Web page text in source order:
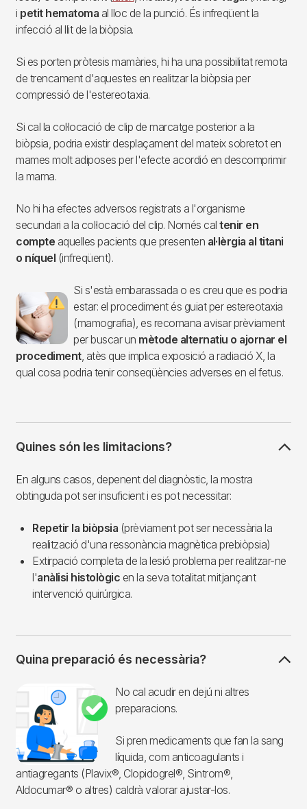
i petit hematoma al lloc de la punció. És infreqüent la
infecció al llit de la biòpsia.
Si es porten pròtesis mamàries, hi ha una possibilitat remota
de trencament d'aquestes en realitzar la biòpsia per
compressió de l'estereotaxia.
Si cal la col·locació de clip de marcatge posterior a la
biòpsia, podria existir desplaçament del mateix sobretot en
mames molt adiposes per l'efecte acordió en descomprimir
la mama.
No hi ha efectes adversos registrats a l'organisme
secundari a la col·locació del clip. Només cal tenir en
compte aquelles pacients que presenten al·lèrgia al titani
o níquel (infreqüent).
Imagen
Si s'està embarassada o es creu que es podria
estar: el procediment és guiat per estereotaxia
(mamografia), es recomana avisar prèviament
per buscar un mètode alternatiu o ajornar el
procediment, atès que implica exposició a radiació X, la
qual cosa podria tenir conseqüències adverses en el fetus.
Quines són les limitacions?
En alguns casos, depenent del diagnòstic, la mostra
obtinguda pot ser insuficient i es pot necessitar:
Repetir la biòpsia (prèviament pot ser necessària la
realització d'una ressonància magnètica prebiòpsia)
Extirpació completa de la lesió problema per realitzar-ne
l'anàlisi histològic en la seva totalitat mitjançant
intervenció quirúrgica.
Quina preparació és necessària?
Imagen
No cal acudir en dejú ni altres
preparacions.
Si pren medicaments que fan la sang
líquida, com anticoagulants i
antiagregants (Plavix®, Clopidogrel®, Sintrom®,
Aldocumar® o altres) caldrà valorar ajustar-los.